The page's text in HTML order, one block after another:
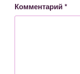
Комментарий*